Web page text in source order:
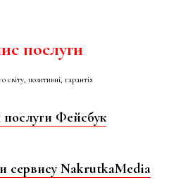
послуги
світу, позитивні, гарантія
послуги Фейсбук
сервису NakrutkaMedia